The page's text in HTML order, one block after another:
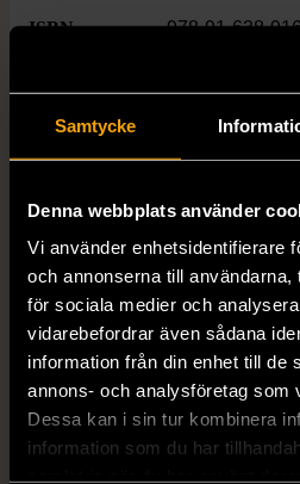
Samtycke
Denna webbplats använder
Vi använder enhetsidentifierare
och annonserna till användarna,
för sociala medier och
vidarebefordrar även sådana
information från din enhet till de
annons- och analysföretag som
Dessa kan i sin tur kombinera
information som du har
ISBN
978-91-638-
8198-5 / 978-
978-91-638-
Skick Mycket gott
Produkten är
kvalitet och ska
förslitningar.
Läs mer om